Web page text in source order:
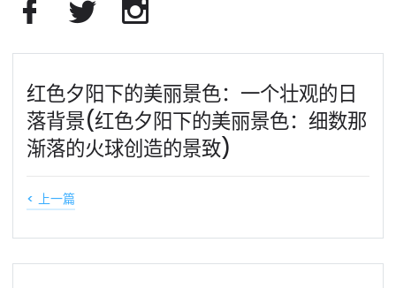
红色夕阳下的美丽景色：一个壮观的日
落背景(红色夕阳下的美丽景色：细数那
渐落的火球创造的景致)
< 上一篇